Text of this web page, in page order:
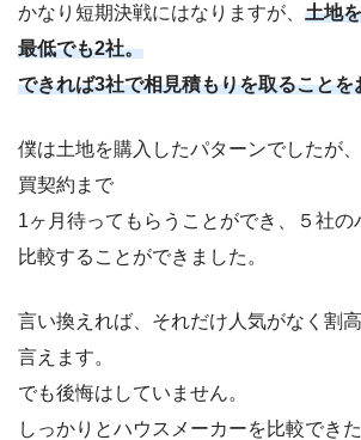
かなり短期決戦にはなりますが、 土地
最低でも2社。
できれば3社で相見積もりを取ることを
僕は土地を購入したパターンでしたが
買契約まで
1ヶ月待ってもらうことができ、５社の
比較することができました。
言い換えれば、それだけ人気がなく割
言えます。
でも後悔はしていません。
しっかりとハウスメーカーを比較でき